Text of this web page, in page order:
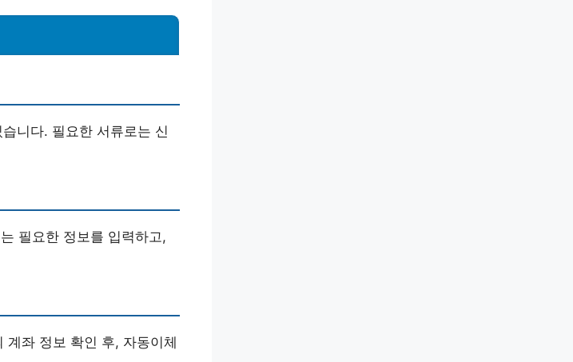
니다. 필요한 서류로는 신
필요한 정보를 입력하고,
계좌 정보 확인 후, 자동이체